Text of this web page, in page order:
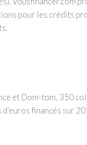
pour les crédits
et Dom-tom, 350
financés sur